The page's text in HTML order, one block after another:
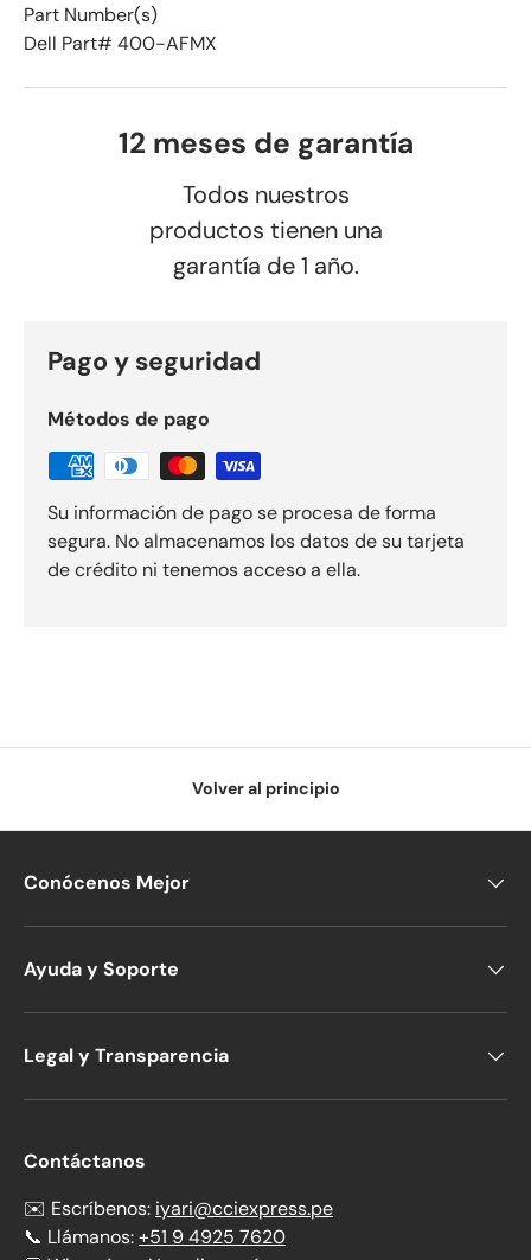
Part Number(s)
Dell Part# 400-AFMX
12 meses de garantía
Todos nuestros
productos tienen una
garantía de 1 año.
Pago y seguridad
Métodos de pago
Su información de pago se procesa de forma
segura. No almacenamos los datos de su tarjeta
de crédito ni tenemos acceso a ella.
Volver al principio
Conócenos Mejor
Ayuda y Soporte
Legal y Transparencia
Contáctanos
✉️ Escríbenos: iyari@cciexpress.pe
📞 Llámanos:+51 9 4925 7620